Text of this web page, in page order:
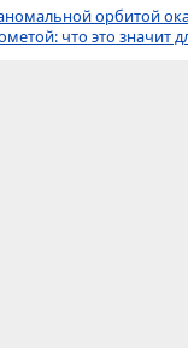
орбитой
что это значит